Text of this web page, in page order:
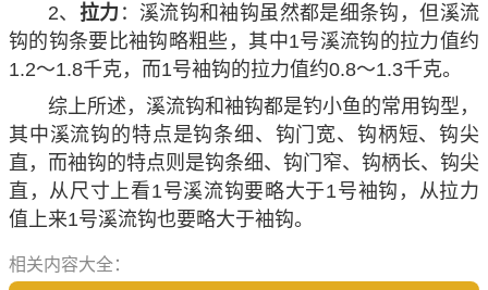
2、 拉力 ：溪流钩和袖钩虽然都是细条钩，但溪流
钩的钩条要比袖钩略粗些，其中1号溪流钩的拉力值约
1.2～1.8千克，而1号袖钩的拉力值约0.8～1.3千克。
综上所述，溪流钩和袖钩都是钓小鱼的常用钩型，
其中溪流钩的特点是钩条细、钩门宽、钩柄短、钩尖
直，而袖钩的特点则是钩条细、钩门窄、钩柄长、钩尖
直，从尺寸上看1号溪流钩要略大于1号袖钩，从拉力
值上来1号溪流钩也要略大于袖钩。
相关内容大全：